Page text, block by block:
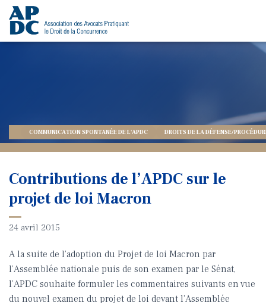
Contributions de l’APDC sur le
projet de loi Macron
24 avril 2015
A la suite de l’adoption du Projet de loi Macron par
l’Assemblée nationale puis de son examen par le Sénat,
l’APDC souhaite formuler les commentaires suivants en vue
du nouvel examen du projet de loi devant l’Assemblée
COMMUNICATION SPONTANÉE DE L'APDC DROITS DE LA DÉFENSE/